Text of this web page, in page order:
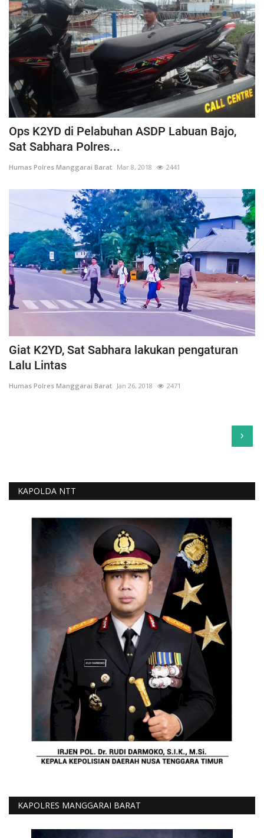
Ops K2YD di Pelabuhan ASDP Labuan Bajo,
Sat Sabhara Polres...
Humas Polres Manggarai Barat Mar 8, 2018 2441
Giat K2YD, Sat Sabhara lakukan pengaturan
Lalu Lintas
Humas Polres Manggarai Barat Jan 26, 2018 2471
›
KAPOLDA NTT
KAPOLRES MANGGARAI BARAT